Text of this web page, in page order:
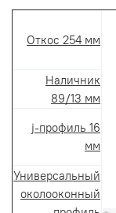
Откос 254 мм
Наличник
89/13 мм
j-профиль 16
мм
Универсальный
околооконный